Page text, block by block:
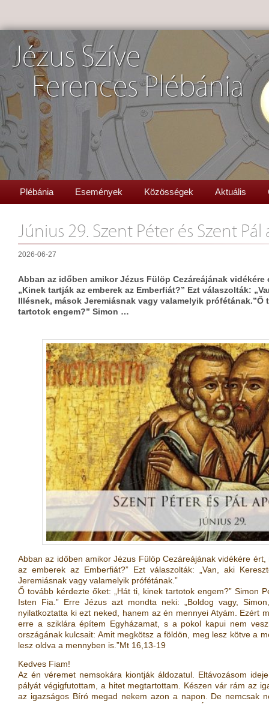
Jézus Szíve
Ferences Plébánia
Plébánia Események Közösségek Aktuális
Június 29. Szent Péter és Szent
2026-06-27
Abban az időben amikor Jézus Fülöp Cezáreájának
„Kinek tartják az emberek az Emberfiát?” Ezt válaszolták:
Illésnek, mások Jeremiásnak vagy valamelyik
tartotok engem?” Simon …
Abban az időben amikor Jézus Fülöp Cezáreájának vidékére
az emberek az Emberfiát?” Ezt válaszolták: „Van, aki
Jeremiásnak vagy valamelyik prófétának.”
Ő tovább kérdezte őket: „Hát ti, kinek tartotok engem?” Simon
Isten Fia.” Erre Jézus azt mondta neki: „Boldog vagy,
nyilatkoztatta ki ezt neked, hanem az én mennyei Atyám. Ezért
erre a sziklára építem Egyházamat, s a pokol kapui nem
országának kulcsait: Amit megkötsz a földön, meg lesz kötve a
lesz oldva a mennyben is.”Mt 16,13-19
Kedves Fiam!
Az én véremet nemsokára kiontják áldozatul. Eltávozásom
pályát végigfutottam, a hitet megtartottam. Készen vár rám az
az igazságos Bíró megad nekem azon a napon. De nemcsak